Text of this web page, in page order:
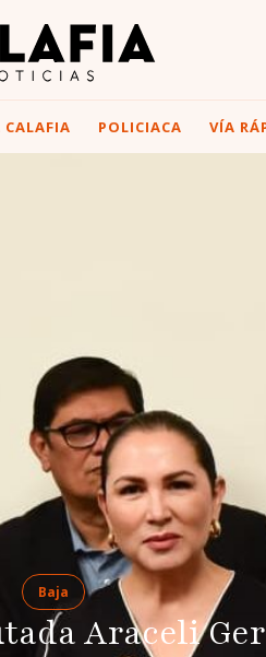
CALAFIA POLICIACA VÍA
Baja
Araceli